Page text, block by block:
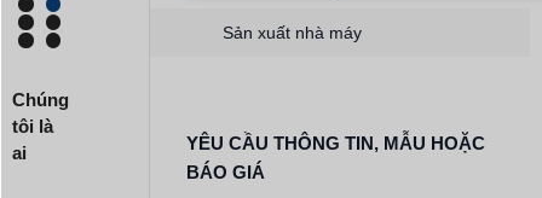
Chúng
tôi là
ai
Sản xuất nhà máy
YÊU CẦU THÔNG TIN, MẪU HOẶC
BÁO GIÁ